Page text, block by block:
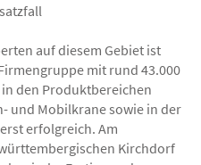
auf diesem Gebiet ist
mit rund 43.000
den Produktbereichen
und Mobilkrane sowie in der
erfolgreich. Am
Kirchdorf